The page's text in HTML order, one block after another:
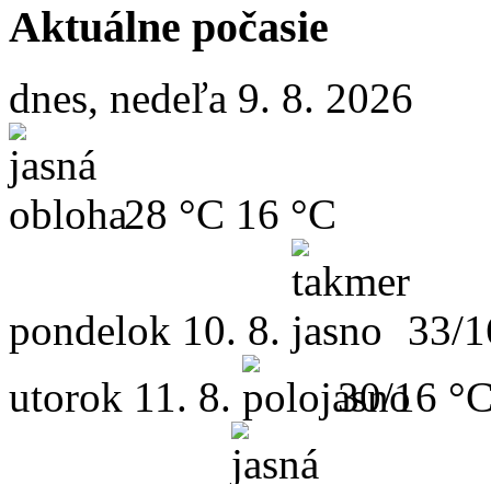
Aktuálne počasie
dnes, nedeľa 9. 8. 2026
28 °C 16 °C
pondelok 10. 8.
33/
utorok 11. 8. 30/16